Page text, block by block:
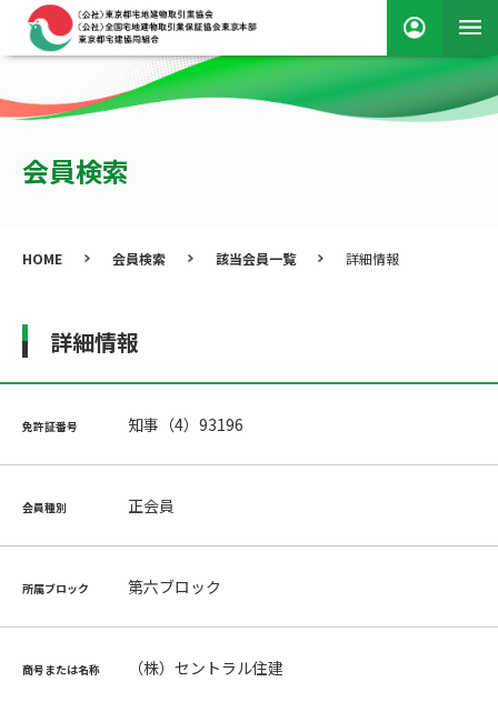
会員検索
HOME 会員検索 該当会員一覧 詳細情報
詳細情報
免許証番号 知事（4）93196
会員種別 正会員
所属ブロック 第六ブロック
商号または名称 （株）セントラル住建